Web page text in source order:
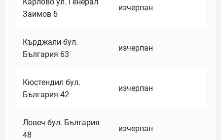
Заимов 5
изчерпан
Кърджали бул.
България 63
изчерпан
Кюстендил бул.
България 42
изчерпан
Ловеч бул. България
48
изчерпан